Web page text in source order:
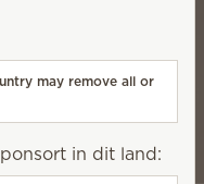
may remove all or
in dit land: